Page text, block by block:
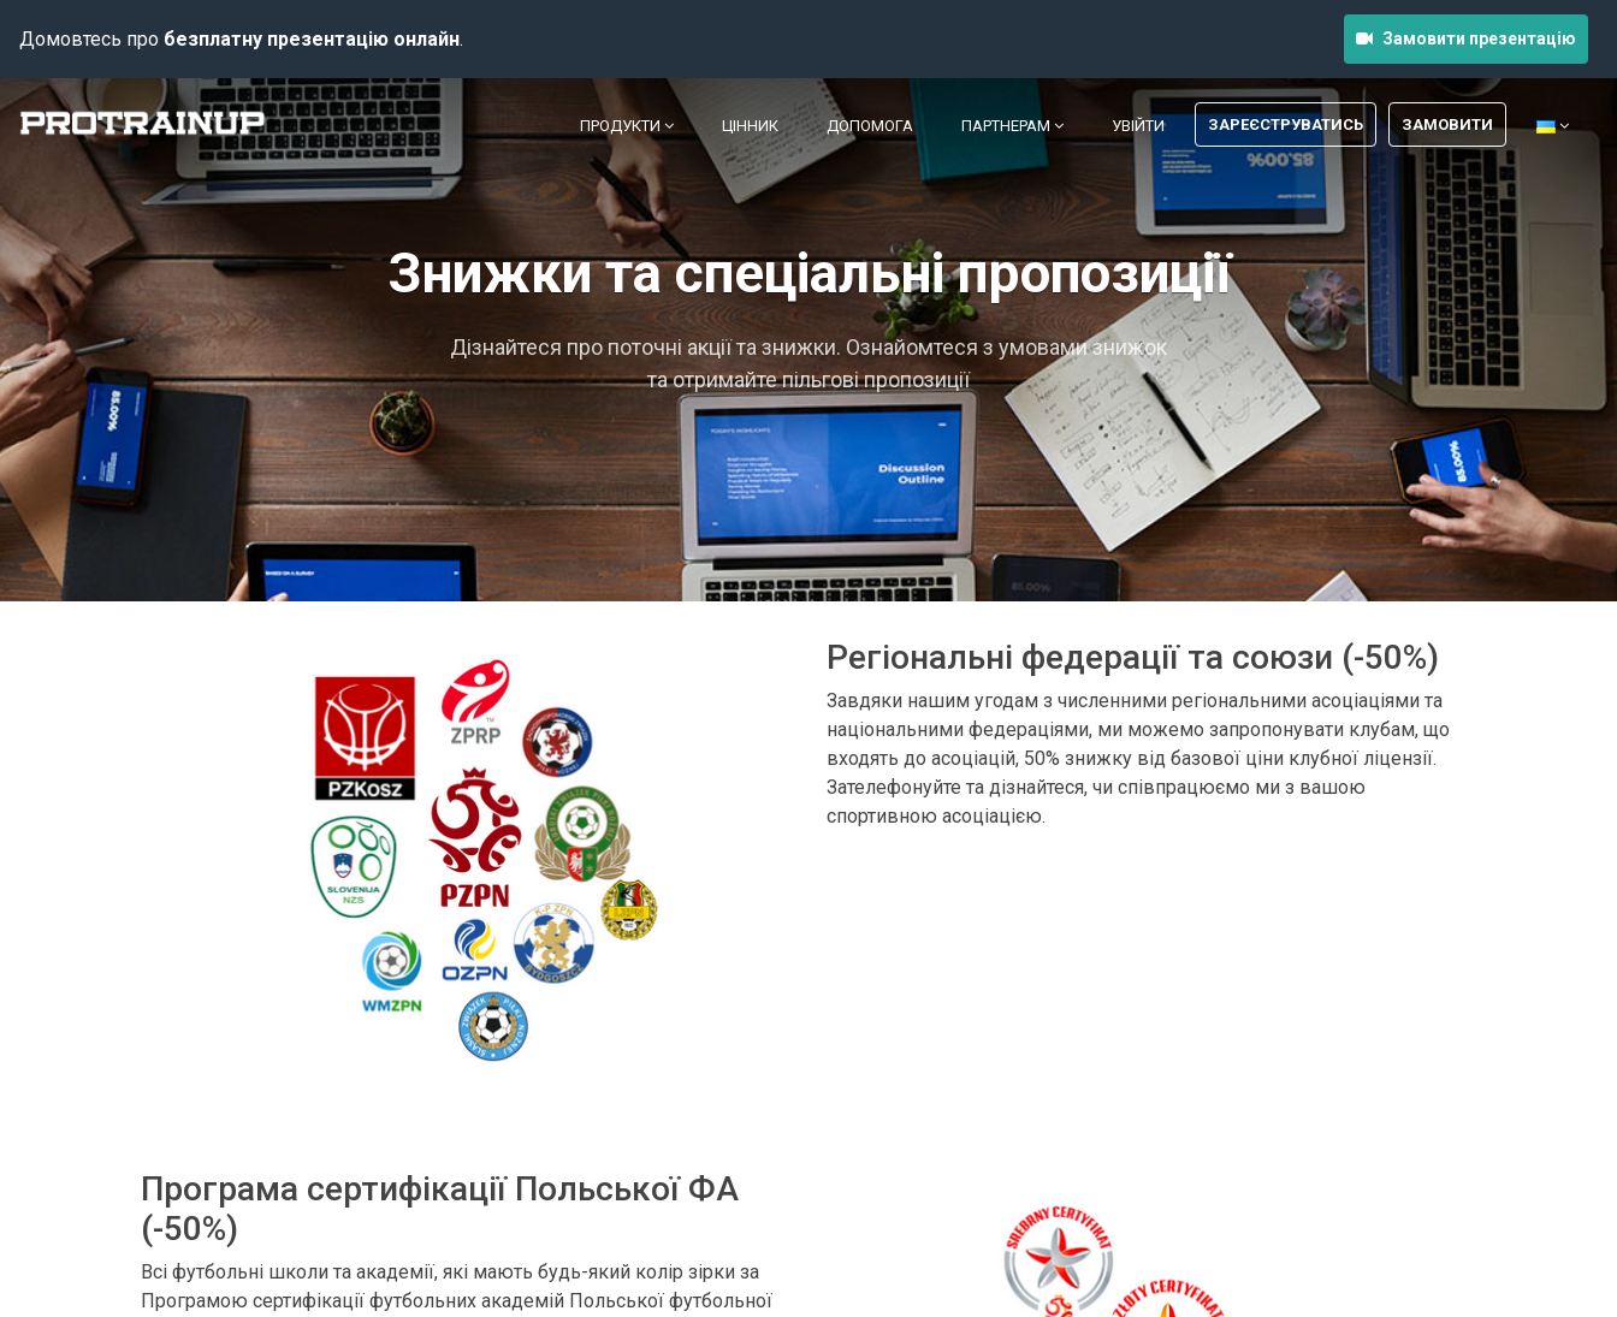
Домовтесь про безплатну презентацію онлайн. Замовити презентацію
ПРОДУКТИ ЦІННИК ДОПОМОГА ПАРТНЕРАМ УВІЙТИ ЗАРЕЄСТРУВАТИСЬ ЗАМОВИТИ
Знижки та спеціальні пропозиції
Дізнайтеся про поточні акції та знижки. Ознайомтеся з умовами знижок
та отримайте пільгові пропозиції
Регіональні федерації та союзи (-50%)
Завдяки нашим угодам з численними регіональними асоціаціями та
національними федераціями, ми можемо запропонувати клубам, що
входять до асоціацій, 50% знижку від базової ціни клубної ліцензії.
Зателефонуйте та дізнайтеся, чи співпрацюємо ми з вашою
спортивною асоціацією.
Програма сертифікації Польської ФА
(-50%)
Всі футбольні школи та академії, які мають будь-який колір зірки за
Програмою сертифікації футбольних академій Польської футбольної